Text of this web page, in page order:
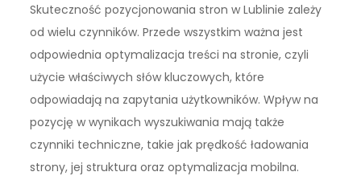
Skuteczność pozycjonowania stron w Lublinie zależy
od wielu czynników. Przede wszystkim ważna jest
odpowiednia optymalizacja treści na stronie, czyli
użycie właściwych słów kluczowych, które
odpowiadają na zapytania użytkowników. Wpływ na
pozycję w wynikach wyszukiwania mają także
czynniki techniczne, takie jak prędkość ładowania
strony, jej struktura oraz optymalizacja mobilna.